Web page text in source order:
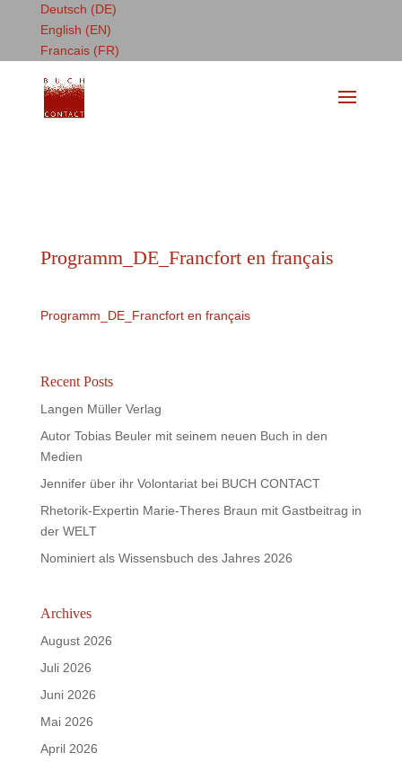
Deutsch (DE)
English (EN)
Francais (FR)
Programm_DE_Francfort en français
Programm_DE_Francfort en français
Recent Posts
Langen Müller Verlag
Autor Tobias Beuler mit seinem neuen Buch in den
Medien
Jennifer über ihr Volontariat bei BUCH CONTACT
Rhetorik-Expertin Marie-Theres Braun mit Gastbeitrag in
der WELT
Nominiert als Wissensbuch des Jahres 2026
Archives
August 2026
Juli 2026
Juni 2026
Mai 2026
April 2026